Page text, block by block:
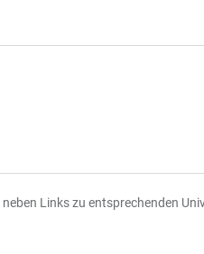
Links zu entsprechenden